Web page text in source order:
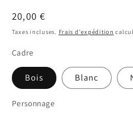
Prix
habituel
20,00 €
Taxes incluses. Frais d'expédition
Cadre
Bois Blanc
Personnage